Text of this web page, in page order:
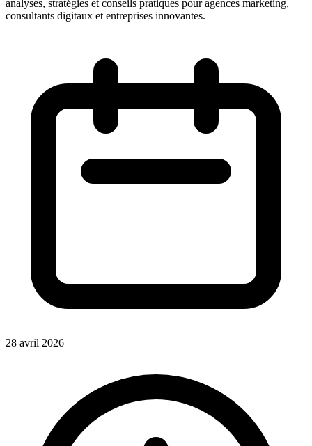
analyses, stratégies et conseils pratiques pour agences marketing,
consultants digitaux et entreprises innovantes.
28 avril 2026